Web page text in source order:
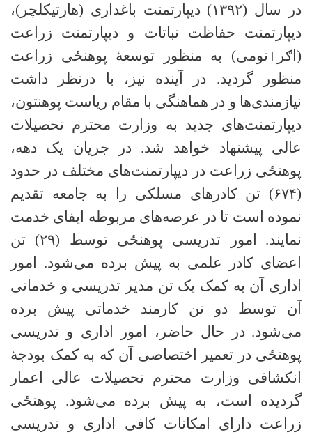
در سال (۱۳۹۲)
دیپارتمنت باغداری (هارتیکلچر)،
دیپارتمنت حفاظت نباتات و دیپارتمنت زراعت
(اګر ا نومی) به منظور توسعهٔ پوهنځی زراعت
منظور گردید. در آینده نیز، با درنظر داشت
نیازمندی‌ها و در هماهنگی با مقام ریاست پوهنتون،
دیپارتمنت‌های جدید به وزارت محترم تحصیلات
عالی پیشنهاد خواهد شد.
در جریان یک دهه،
پوهنځی زراعت در دیپارتمنت‌های مختلف در حدود
(۶۷۴)
تن کادرهای مسلکی را به جامعه تقدیم
نموده است تا در عرصه‌های مربوطه ایفای خدمت
نمایند. امور تدریسی پوهنځی توسط (۲۹)
تن
اعضای کادر علمی به پیش برده می‌شود. امور
اداری آن به کمک یک تن مدیر تدریسی و خدماتی
آن توسط دو تن کارمند خدماتی پیش برده
می‌شود. در حال حاضر، امور اداری و تدریسی
پوهنځی در تعمیر اختصاصی آن که به کمک بودجهٔ
انکشافی وزارت محترم تحصیلات عالی اعمار
گردیده است، به پیش برده می‌شود. پوهنځی
زراعت دارای امکانات کافی اداری و تدریسی